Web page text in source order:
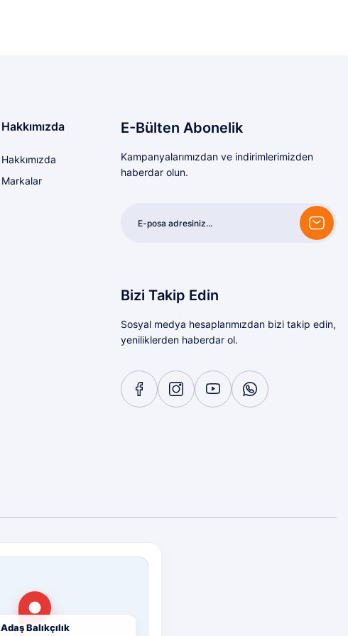
Hakkımızda
Hakkımızda
Markalar
E-Bülten Abonelik
Kampanyalarımızdan ve indirimlerimizden
haberdar olun.
Bizi Takip Edin
Sosyal medya hesaplarımızdan bizi takip edin,
yeniliklerden haberdar ol.
Adaş Balıkçılık